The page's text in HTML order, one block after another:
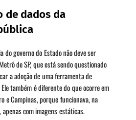
de dados da
do governo do Estado não deve ser
de SP, que está sendo questionado
a adoção de uma ferramenta de
também é diferente do que ocorre em
e Campinas, porque funcionava, na
com imagens estáticas.